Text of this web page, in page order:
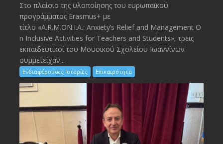
Στο πλαίσιο της υλοποίησης του ευρωπαϊκού
προγράμματος Erasmus+ με
τίτλο «A.R.M.ON.I.A.: Anxiety’s Relief and Management O
n Inclusive Activities for Teachers and Students», τρεις
εκπαιδευτικοί του Μουσικού Σχολείου Ιωαννίνων
συμμετείχαν...
Ενδιαφέρουσες Ιστορίες Επικαιρότητα